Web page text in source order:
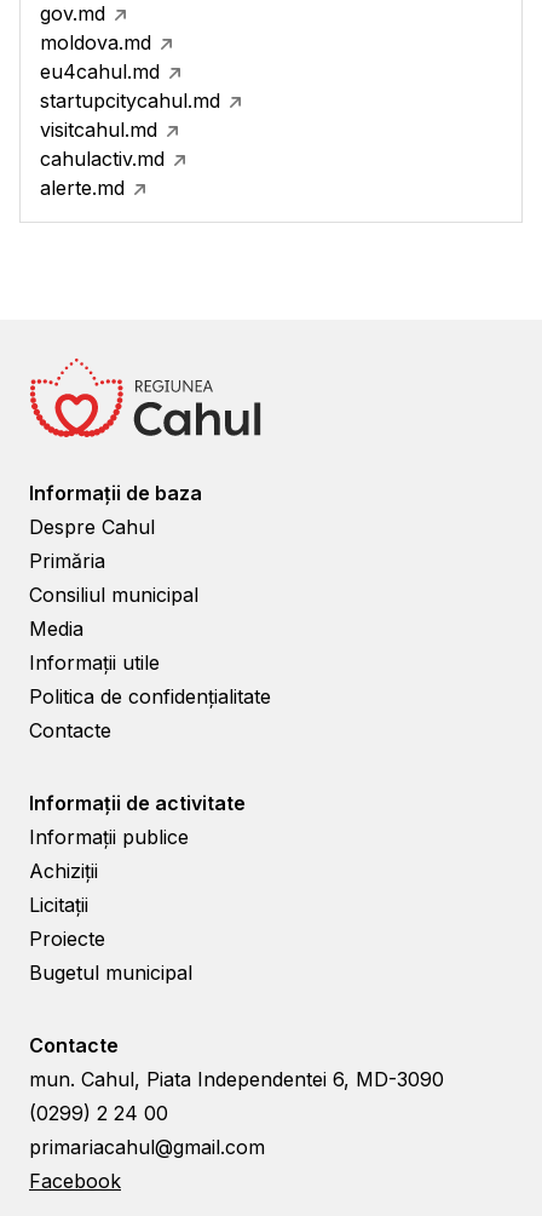
gov.md
moldova.md
eu4cahul.md
startupcitycahul.md
visitcahul.md
cahulactiv.md
alerte.md
Informații de baza
Despre Cahul
Primăria
Consiliul municipal
Media
Informații utile
Politica de confidențialitate
Contacte
Informații de activitate
Informații publice
Achiziții
Licitații
Proiecte
Bugetul municipal
Contacte
mun. Cahul, Piata Independentei 6, MD-3090
(0299) 2 24 00
primariacahul@gmail.com
Facebook